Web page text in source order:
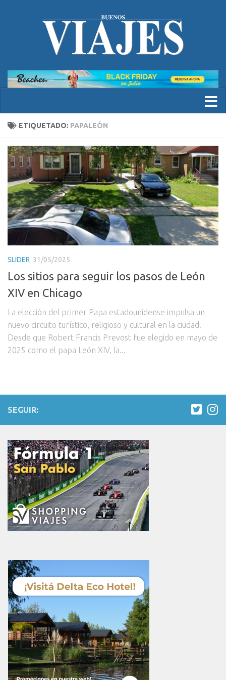
ETIQUETADO: PAPALEÓN
SLIDER 31/05/2025
Los sitios para seguir los pasos de León
XIV en Chicago
La elección del primer Papa estadounidense impulsa un
nuevo circuito turístico, religioso y cultural en la ciudad.
Desde que Robert Francis Prevost fue elegido en mayo de
2025 como el papa León XIV, la...
SEGUIR: